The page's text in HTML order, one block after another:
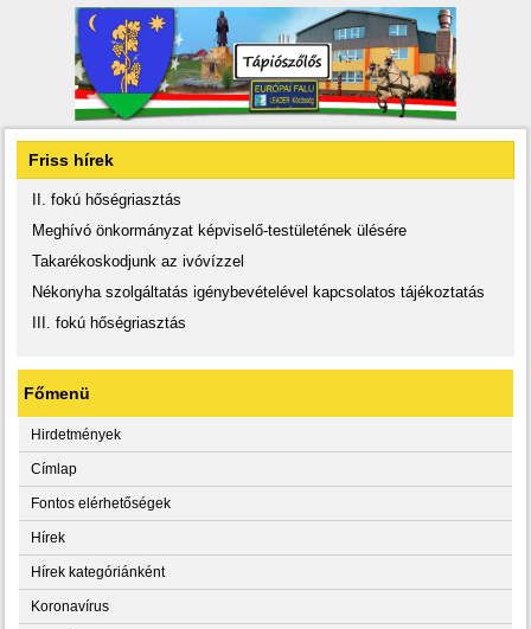
Friss hírek
II. fokú hőségriasztás
Meghívó önkormányzat képviselő-testületének ülésére
Takarékoskodjunk az ivóvízzel
Nékonyha szolgáltatás igénybevételével kapcsolatos tájékoztatás
III. fokú hőségriasztás
Főmenü
Hirdetmények
Címlap
Fontos elérhetőségek
Hírek
Hírek kategóriánként
Koronavírus